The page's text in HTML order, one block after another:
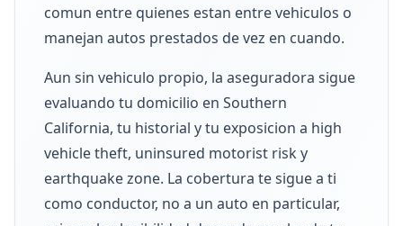
comun entre quienes estan entre vehiculos o
manejan autos prestados de vez en cuando.
Aun sin vehiculo propio, la aseguradora sigue
evaluando tu domicilio en Southern
California, tu historial y tu exposicion a high
vehicle theft, uninsured motorist risk y
earthquake zone. La cobertura te sigue a ti
como conductor, no a un auto en particular,